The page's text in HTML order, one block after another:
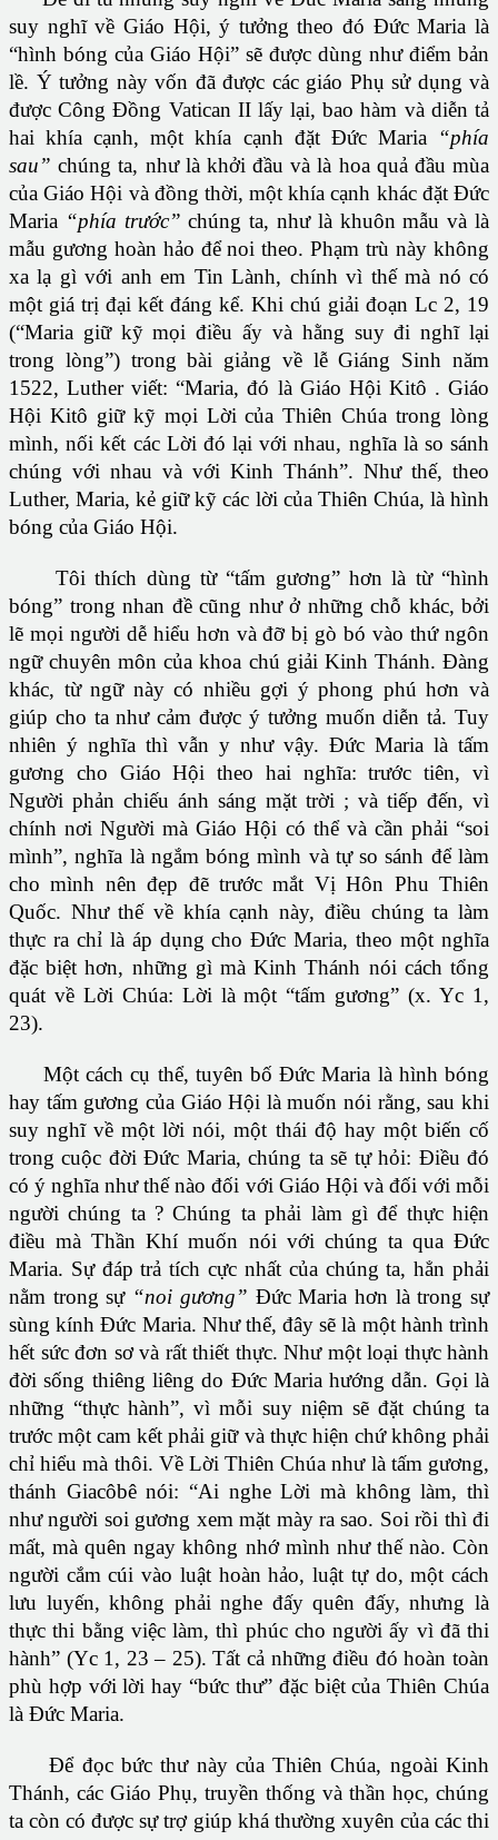
suy nghĩ về Giáo Hội, ý tưởng theo đó Ðức Maria là
“hình bóng của Giáo Hội” sẽ được dùng như điểm bản
lề. Ý tưởng này vốn đã được các giáo Phụ sử dụng và
được Công Ðồng Vatican II lấy lại, bao hàm và diễn tả
hai khía cạnh, một khía cạnh đặt Ðức Maria “phía
sau” chúng ta, như là khởi đầu và là hoa quả đầu mùa
của Giáo Hội và đồng thời, một khía cạnh khác đặt Ðức
Maria “phía trước” chúng ta, như là khuôn mẫu và là
mẫu gương hoàn hảo để noi theo. Phạm trù này không
xa lạ gì với anh em Tin Lành, chính vì thế mà nó có
một giá trị đại kết đáng kể. Khi chú giải đoạn Lc 2, 19
(“Maria giữ kỹ mọi điều ấy và hằng suy đi nghĩ lại
trong lòng”) trong bài giảng về lễ Giáng Sinh năm
1522, Luther viết: “Maria, đó là Giáo Hội Kitô . Giáo
Hội Kitô giữ kỹ mọi Lời của Thiên Chúa trong lòng
mình, nối kết các Lời đó lại với nhau, nghĩa là so sánh
chúng với nhau và với Kinh Thánh”. Như thế, theo
Luther, Maria, kẻ giữ kỹ các lời của Thiên Chúa, là hình
bóng của Giáo Hội.
Tôi thích dùng từ “tấm gương” hơn là từ “hình
bóng” trong nhan đề cũng như ở những chỗ khác, bởi
lẽ mọi người dễ hiểu hơn và đỡ bị gò bó vào thứ ngôn
ngữ chuyên môn của khoa chú giải Kinh Thánh. Ðàng
khác, từ ngữ này có nhiều gợi ý phong phú hơn và
giúp cho ta như cảm được ý tưởng muốn diễn tả. Tuy
nhiên ý nghĩa thì vẫn y như vậy. Ðức Maria là tấm
gương cho Giáo Hội theo hai nghĩa: trước tiên, vì
Người phản chiếu ánh sáng mặt trời ; và tiếp đến, vì
chính nơi Người mà Giáo Hội có thể và cần phải “soi
mình”, nghĩa là ngắm bóng mình và tự so sánh để làm
cho mình nên đẹp đẽ trước mắt Vị Hôn Phu Thiên
Quốc. Như thế về khía cạnh này, điều chúng ta làm
thực ra chỉ là áp dụng cho Ðức Maria, theo một nghĩa
đặc biệt hơn, những gì mà Kinh Thánh nói cách tổng
quát về Lời Chúa: Lời là một “tấm gương” (x. Yc 1,
23).
Một cách cụ thể, tuyên bố Ðức Maria là hình bóng
hay tấm gương của Giáo Hội là muốn nói rằng, sau khi
suy nghĩ về một lời nói, một thái độ hay một biến cố
trong cuộc đời Ðức Maria, chúng ta sẽ tự hỏi: Ðiều đó
có ý nghĩa như thế nào đối với Giáo Hội và đối với mỗi
người chúng ta ? Chúng ta phải làm gì để thực hiện
điều mà Thần Khí muốn nói với chúng ta qua Ðức
Maria. Sự đáp trả tích cực nhất của chúng ta, hẳn phải
nằm trong sự “noi gương” Ðức Maria hơn là trong sự
sùng kính Ðức Maria. Như thế, đây sẽ là một hành trình
hết sức đơn sơ và rất thiết thực. Như một loại thực hành
đời sống thiêng liêng do Ðức Maria hướng dẫn. Gọi là
những “thực hành”, vì mỗi suy niệm sẽ đặt chúng ta
trước một cam kết phải giữ và thực hiện chứ không phải
chỉ hiểu mà thôi. Về Lời Thiên Chúa như là tấm gương,
thánh Giacôbê nói: “Ai nghe Lời mà không làm, thì
như người soi gương xem mặt mày ra sao. Soi rồi thì đi
mất, mà quên ngay không nhớ mình như thế nào. Còn
người cắm cúi vào luật hoàn hảo, luật tự do, một cách
lưu luyến, không phải nghe đấy quên đấy, nhưng là
thực thi bằng việc làm, thì phúc cho người ấy vì đã thi
hành” (Yc 1, 23 – 25). Tất cả những điều đó hoàn toàn
phù hợp với lời hay “bức thư” đặc biệt của Thiên Chúa
là Ðức Maria.
Ðể đọc bức thư này của Thiên Chúa, ngoài Kinh
Thánh, các Giáo Phụ, truyền thống và thần học, chúng
ta còn có được sự trợ giúp khá thường xuyên của các thi